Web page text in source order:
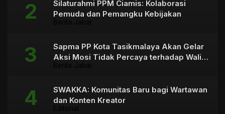
Silaturahmi PPM Ciamis: Kolaborasi
Pemuda dan Pemangku Kebijakan
Sapma PP Kota Tasikmalaya Akan Gelar
Aksi Mosi Tidak Percaya terhadap Wali
SWAKKA: Komunitas Baru bagi Wartawan
dan Konten Kreator